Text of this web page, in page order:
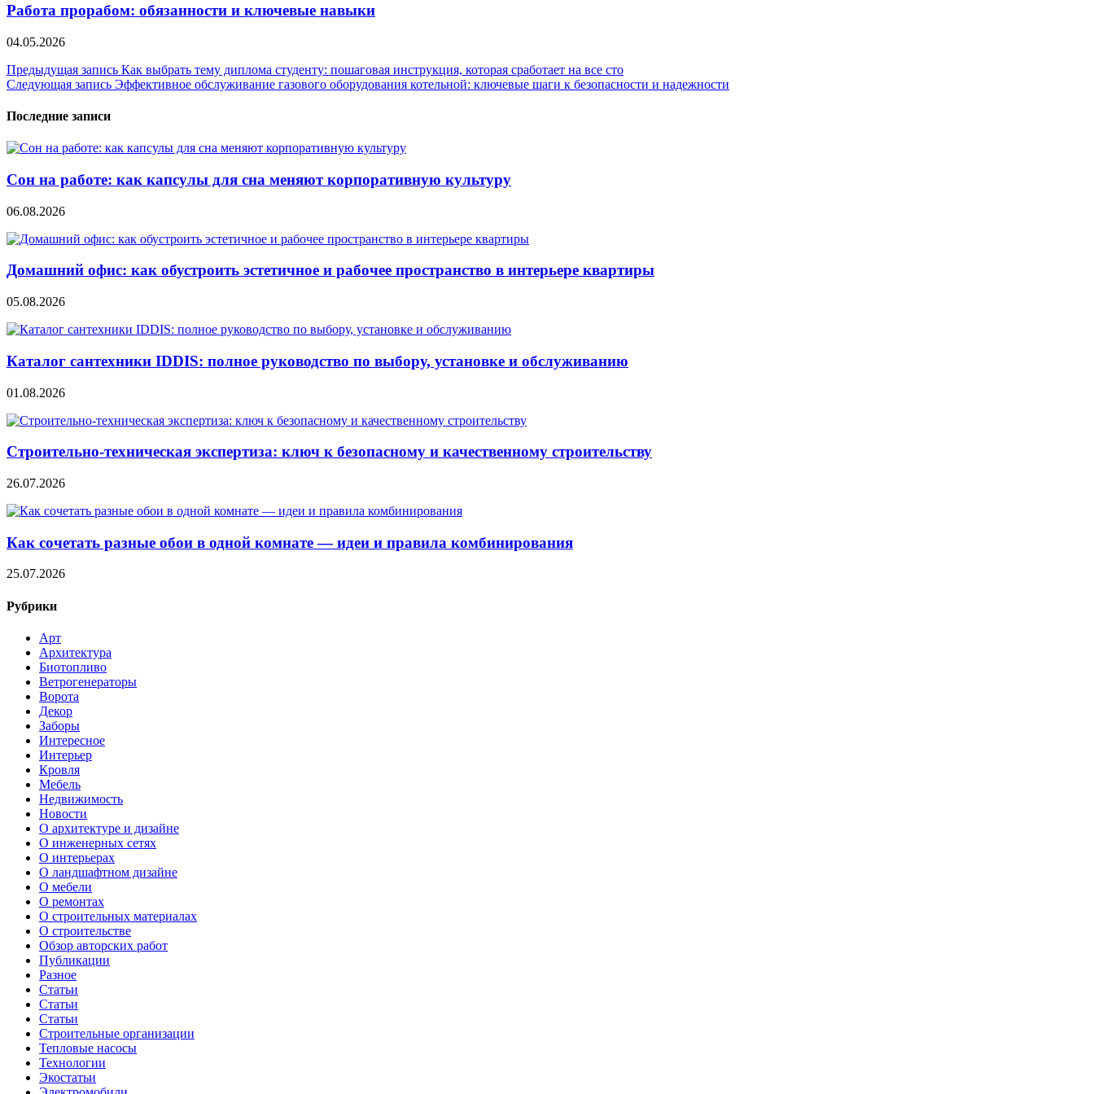
Работа прорабом: обязанности и ключевые навыки
04.05.2026
Навигация
по
записям
Предыдущая запись Как выбрать тему диплома студенту: пошаговая инструкция, которая сработает на все сто
Следующая запись Эффективное обслуживание газового оборудования котельной: ключевые шаги к безопасности и надежности
Последние записи
Сон на работе: как капсулы для сна меняют корпоративную культуру
06.08.2026
Домашний офис: как обустроить эстетичное и рабочее пространство в интерьере квартиры
05.08.2026
Каталог сантехники IDDIS: полное руководство по выбору, установке и обслуживанию
01.08.2026
Строительно‑техническая экспертиза: ключ к безопасному и качественному строительству
26.07.2026
Как сочетать разные обои в одной комнате — идеи и правила комбинирования
25.07.2026
Рубрики
Арт
Архитектура
Биотопливо
Ветрогенераторы
Ворота
Декор
Заборы
Интересное
Интерьер
Кровля
Мебель
Недвижимость
Новости
О архитектуре и дизайне
О инженерных сетях
О интерьерах
О ландшафтном дизайне
О мебели
О ремонтах
О строительных материалах
О строительстве
Обзор авторских работ
Публикации
Разное
Статьи
Статьи
Статьи
Строительные организации
Тепловые насосы
Технологии
Экостатьи